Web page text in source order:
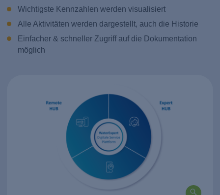
Wichtigste Kennzahlen werden visualisiert
Alle Aktivitäten werden dargestellt, auch die Historie
Einfacher & schneller Zugriff auf die Dokumentation
möglich